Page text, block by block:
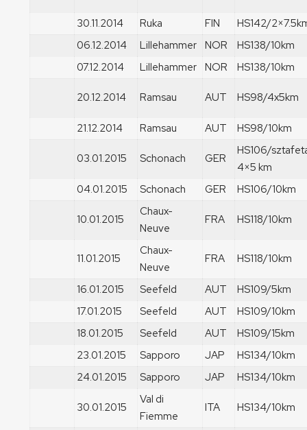
30.11.2014 Ruka FIN
HS142/
06.12.2014
Lillehammer NOR
HS138/10km
07.12.2014
Lillehammer NOR HS138/10km
20.12.2014 Ramsau AUT HS98/4x5km
21.12.2014 Ramsau AUT HS98/10km
03.01.2015 Schonach GER
HS106/
4×5 km
04.01.2015
Schonach GER HS106/10km
10.01.2015
Chaux-
Neuve
FRA HS118/10km
11.01.2015
Chaux-
Neuve
FRA HS118/10km
16.01.2015 Seefeld AUT
HS109/5km
17.01.2015
Seefeld AUT
HS109/10km
18.01.2015
Seefeld AUT
HS109/15km
23.01.2015
Sapporo JAP
HS134/10km
24.01.2015
Sapporo JAP HS134/10km
30.01.2015
Val di
Fiemme
ITA HS134/10km